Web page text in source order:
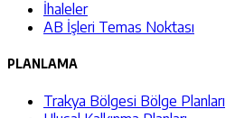
İhaleler
AB İşleri Temas Noktası
PLANLAMA
Trakya Bölgesi Bölge Planları